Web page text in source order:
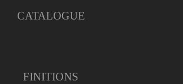
CATALOGUE
FINITIONS